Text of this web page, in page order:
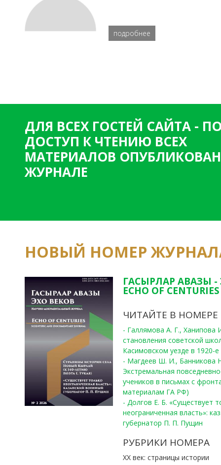
подробнее
ДЛЯ ВСЕХ ГОСТЕЙ САЙТА -
ДОСТУП К ЧТЕНИЮ ВСЕХ
МАТЕРИАЛОВ
ЖУРНАЛЕ
НОВЫЙ НОМЕР
ГАСЫРЛАР АВАЗЫ -
ECHO OF
ЧИТАЙТЕ В НОМЕРЕ
- Галлямова А. Г.,
становления советской
Касимовском уезде в 1920-е
- Магдеев Ш. И., Банникова
Экстремальная
учеников в письмах с
материалам ГА РФ)
- Долгов Е. Б. «Существует
неограниченная власть»:
губернатор П. П. Пущин
РУБРИКИ НОМЕРА
ХХ век: страницы истории